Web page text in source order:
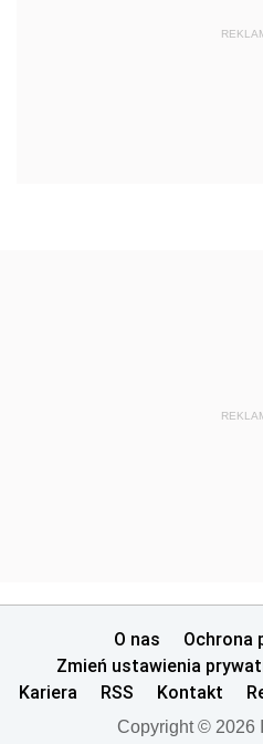
O nas
Ochrona
Zmień ustawienia
Kariera
RSS Kontakt
Copyright © 2026